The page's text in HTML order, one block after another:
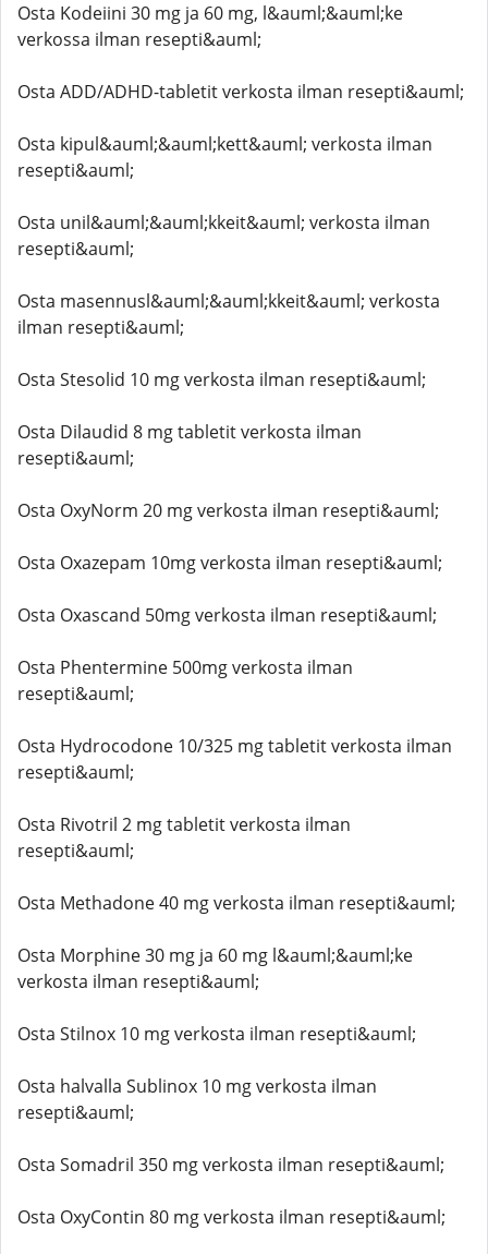
Osta Kodeiini 30 mg ja 60 mg, l&auml;&auml;ke
verkossa ilman resepti&auml;
Osta ADD/ADHD-tabletit verkosta ilman resepti&auml;
Osta kipul&auml;&auml;kett&auml; verkosta ilman
resepti&auml;
Osta unil&auml;&auml;kkeit&auml; verkosta ilman
resepti&auml;
Osta masennusl&auml;&auml;kkeit&auml; verkosta
ilman resepti&auml;
Osta Stesolid 10 mg verkosta ilman resepti&auml;
Osta Dilaudid 8 mg tabletit verkosta ilman
resepti&auml;
Osta OxyNorm 20 mg verkosta ilman resepti&auml;
Osta Oxazepam 10mg verkosta ilman resepti&auml;
Osta Oxascand 50mg verkosta ilman resepti&auml;
Osta Phentermine 500mg verkosta ilman
resepti&auml;
Osta Hydrocodone 10/325 mg tabletit verkosta ilman
resepti&auml;
Osta Rivotril 2 mg tabletit verkosta ilman
resepti&auml;
Osta Methadone 40 mg verkosta ilman resepti&auml;
Osta Morphine 30 mg ja 60 mg l&auml;&auml;ke
verkosta ilman resepti&auml;
Osta Stilnox 10 mg verkosta ilman resepti&auml;
Osta halvalla Sublinox 10 mg verkosta ilman
resepti&auml;
Osta Somadril 350 mg verkosta ilman resepti&auml;
Osta OxyContin 80 mg verkosta ilman resepti&auml;